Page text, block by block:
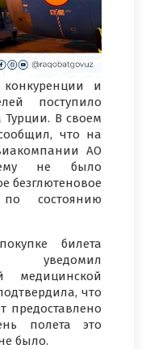
и
поступило
В своем
что на
АО
ему не было
безглютеновое
состоянию
билета
уведомил
медицинской
что
предоставлено
полета это
было.